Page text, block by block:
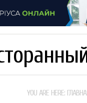
YOU ARE HERE: